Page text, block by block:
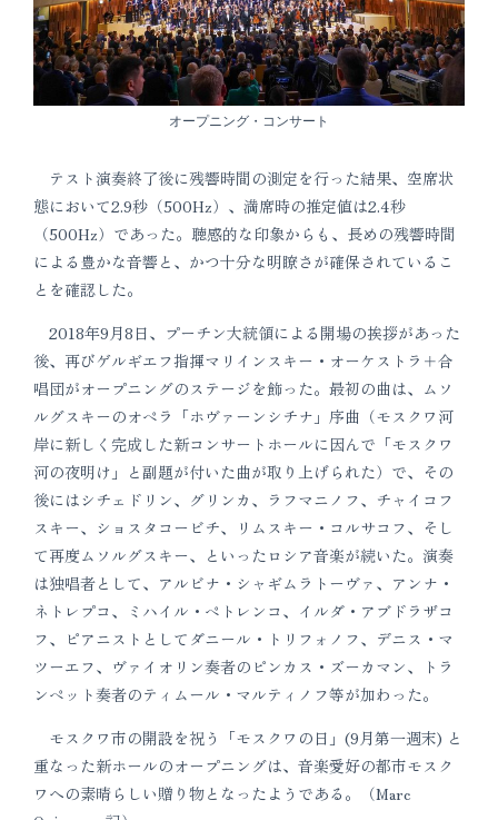
オープニング・コンサート
テスト演奏終了後に残響時間の測定を行った結果、空席状
態において2.9秒（500Hz）、満席時の推定値は2.4秒
（500Hz）であった。聴感的な印象からも、長めの残響時間
による豊かな音響と、かつ十分な明瞭さが確保されているこ
とを確認した。
2018年9月8日、プーチン大統領による開場の挨拶があった
後、再びゲルギエフ指揮マリインスキー・オーケストラ＋合
唱団がオープニングのステージを飾った。最初の曲は、ムソ
ルグスキーのオペラ「ホヴァーンシチナ」序曲（モスクワ河
岸に新しく完成した新コンサートホールに因んで「モスクワ
河の夜明け」と副題が付いた曲が取り上げられた）で、その
後にはシチェドリン、グリンカ、ラフマニノフ、チャイコフ
スキー、ショスタコービチ、リムスキー・コルサコフ、そし
て再度ムソルグスキー、といったロシア音楽が続いた。演奏
は独唱者として、アルビナ・シャギムラトーヴァ、アンナ・
ネトレプコ、ミハイル・ペトレンコ、イルダ・アブドラザコ
フ、ピアニストとしてダニール・トリフォノフ、デニス・マ
ツーエフ、ヴァイオリン奏者のピンカス・ズーカマン、トラ
ンペット奏者のティムール・マルティノフ等が加わった。
モスクワ市の開設を祝う「モスクワの日」(9月第一週末) と
重なった新ホールのオープニングは、音楽愛好の都市モスク
ワへの素晴らしい贈り物となったようである。（Marc